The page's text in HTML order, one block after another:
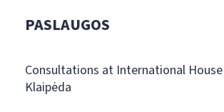
PASLAUGOS
Consultations at International
Klaipėda